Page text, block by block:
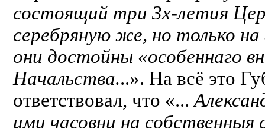
состоящий три 3х-летия
серебряную же, но только
они достойны «особеннаго
Начальства...». На всё это
ответствовал, что «...
ими часовни на